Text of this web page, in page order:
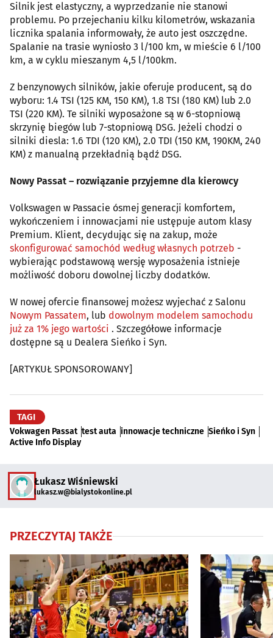
Silnik jest elastyczny, a wyprzedzanie nie stanowi
problemu. Po przejechaniu kilku kilometrów, wskazania
licznika spalania informowały, że auto jest oszczędne.
Spalanie na trasie wyniosło 3 l/100 km, w mieście 6 l/100
km, a w cyklu mieszanym 4,5 l/100km.
Z benzynowych silników, jakie oferuje producent, są do
wyboru: 1.4 TSI (125 KM, 150 KM), 1.8 TSI (180 KM) lub 2.0
TSI (220 KM). Te silniki wyposażone są w 6-stopniową
skrzynię biegów lub 7-stopniową DSG. Jeżeli chodzi o
silniki diesla: 1.6 TDI (120 KM), 2.0 TDI (150 KM, 190KM, 240
KM) z manualną przekładnią bądź DSG.
Nowy Passat – rozwiązanie przyjemne dla kierowcy
Volkswagen w Passacie ósmej generacji komfortem,
wykończeniem i innowacjami nie ustępuje autom klasy
Premium. Klient, decydując się na zakup, może
skonfigurować samochód według własnych potrzeb -
wybierając podstawową wersję wyposażenia istnieje
możliwość doboru dowolnej liczby dodatków.
W nowej ofercie finansowej możesz wyjechać z Salonu
Nowym Passatem, lub dowolnym modelem samochodu
już za 1% jego wartości . Szczegółowe informacje
dostępne są u Dealera Sieńko i Syn.
[ARTYKUŁ SPONSOROWANY]
TAGI
Vokwagen Passat test auta innowacje techniczne Sieńko i Syn
Active Info Display
Łukasz Wiśniewski
lukasz.w@bialystokonline.pl
PRZECZYTAJ TAKŻE